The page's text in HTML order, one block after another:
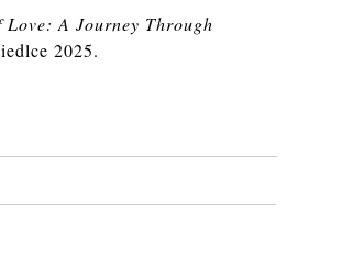
Love: A Journey Through
2025.